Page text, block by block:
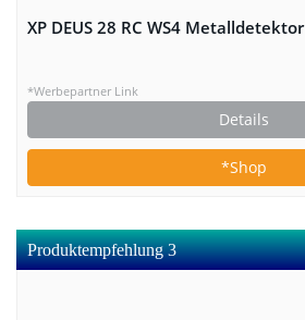
XP DEUS 28 RC WS4 Metalldetektor
*Werbepartner Link
Details
*Shop
Produktempfehlung 3